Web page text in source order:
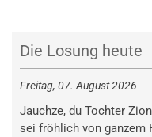
Die Losung heute
Freitag, 07. August 2026
Jauchze, du Tochter
sei fröhlich von ganzem